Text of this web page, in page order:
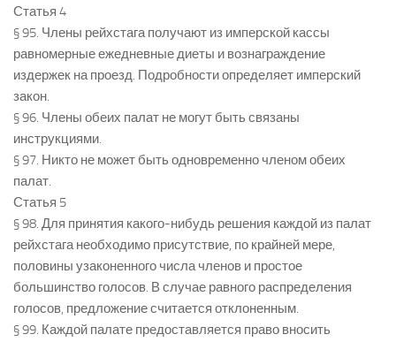
Статья 4
§ 95. Члены рейхстага получают из имперской кассы
равномерные ежедневные диеты и вознаграждение
издержек на проезд. Подробности определяет имперский
закон.
§ 96. Члены обеих палат не могут быть связаны
инструкциями.
§ 97. Никто не может быть одновременно членом обеих
палат.
Статья 5
§ 98. Для принятия какого-нибудь решения каждой из палат
рейхстага необходимо присутствие, по крайней мере,
половины узаконенного числа членов и простое
большинство голосов. В случае равного распределения
голосов, предложение считается отклоненным.
§ 99. Каждой палате предоставляется право вносить